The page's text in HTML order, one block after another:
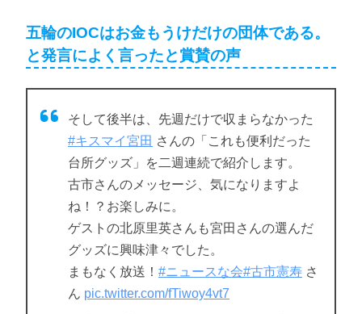
五輪のIOCはお金もうけだけの団体である。
と発言によく言ったと賞賛の声
そして後半は、先週だけで収まらなかった
#キスマイ宮田 さんの「これも便利だった
台所グッズ」を二週連続で紹介します。
古市さんのメッセージ、気になりますよ
ね！？お楽しみに。
ゲストの北原里英さんも宮田さんの選んだ
グッズに興味津々でした。
まもなく放送！ #ニュースな会#古市憲寿 さ
ん pic.twitter.com/fTiwoy4vt7